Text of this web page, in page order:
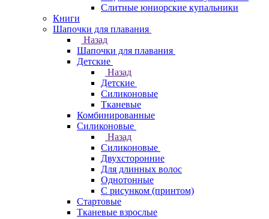
Слитные юниорские купальники
Книги
Шапочки для плавания
Назад
Шапочки для плавания
Детские
Назад
Детские
Силиконовые
Тканевые
Комбинированные
Силиконовые
Назад
Силиконовые
Двухсторонние
Для длинных волос
Однотонные
С рисунком (принтом)
Стартовые
Тканевые взрослые